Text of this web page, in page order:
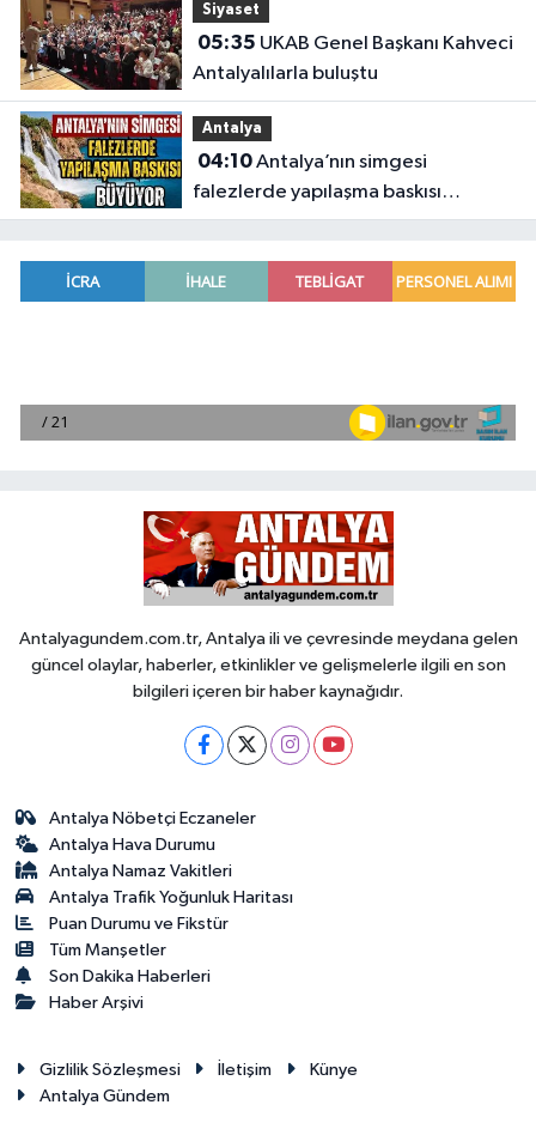
Siyaset
05:35
Antalyalılarla buluştu
Antalya
04:10Antalya’nın simgesi
falezlerde yapılaşma baskısı
büyüyor
Antalyagundem.com.tr, Antalya ili ve çevresinde meydana gelen
güncel olaylar, haberler, etkinlikler ve gelişmelerle ilgili en son
bilgileri içeren bir haber kaynağıdır.
Antalya Nöbetçi Eczaneler
Antalya Hava Durumu
Antalya Namaz Vakitleri
Antalya Trafik Yoğunluk Haritası
Puan Durumu ve Fikstür
Tüm Manşetler
Son Dakika Haberleri
Haber Arşivi
Gizlilik Sözleşmesi İletişim
Künye
Antalya Gündem